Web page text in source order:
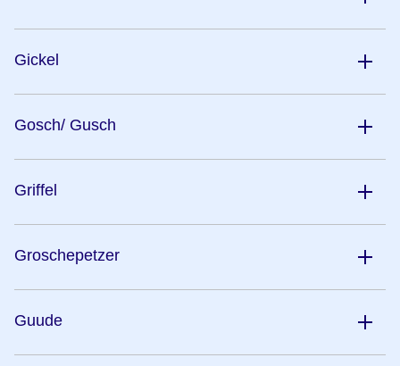
Gickel
Gosch/ Gusch
Griffel
Groschepetzer
Guude